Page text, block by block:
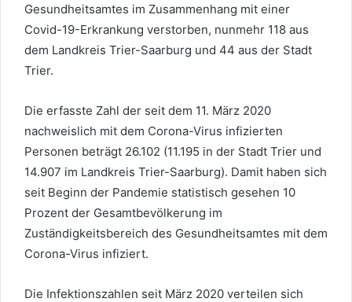
Gesundheitsamtes im Zusammenhang mit einer
Covid-19-Erkrankung verstorben, nunmehr 118 aus
dem Landkreis Trier-Saarburg und 44 aus der Stadt
Trier.
Die erfasste Zahl der seit dem 11. März 2020
nachweislich mit dem Corona-Virus infizierten
Personen beträgt 26.102 (11.195 in der Stadt Trier und
14.907 im Landkreis Trier-Saarburg). Damit haben sich
seit Beginn der Pandemie statistisch gesehen 10
Prozent der Gesamtbevölkerung im
Zuständigkeitsbereich des Gesundheitsamtes mit dem
Corona-Virus infiziert.
Die Infektionszahlen seit März 2020 verteilen sich